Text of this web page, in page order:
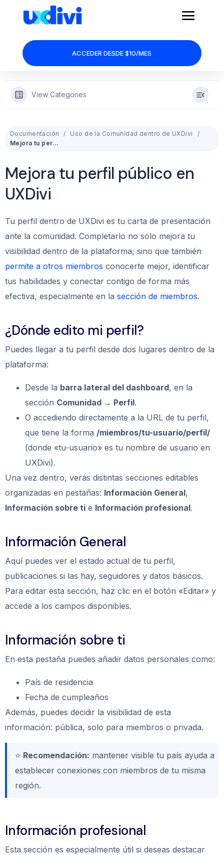
ACCEDER DESDE $10/MES
View Categories
Documentación
Uso de la Comunidad dentro de UXDivi
Mejora tu perfil público en UXDivi
Mejora tu perfil público en
UXDivi
Tu perfil dentro de UXDivi es tu carta de presentación
ante la comunidad. Completarlo no solo mejora tu
visibilidad dentro de la plataforma, sino que también
permite a otros miembros conocerte mejor, identificar
tus habilidades y conectar contigo de forma más
efectiva, especialmente en la sección de miembros.
¿Dónde edito mi perfil?
Puedes llegar a tu perfil desde dos lugares dentro de la
plataforma:
Desde la barra lateral del dashboard, en la
sección Comunidad → Perfil.
O accediendo directamente a la URL de tu perfil,
que tiene la forma /miembros/tu-usuario/perfil/
(donde «tu-usuario» es tu nombre de usuario en
UXDivi).
Una vez dentro, verás distintas secciones editables
organizadas en pestañas: Información General,
Información sobre ti e Información profesional.
Información General
Aquí puedes ver el estado actual de tu perfil,
publicaciones si las hay, seguidores y datos básicos.
Para editar esta sección, haz clic en el botón «Editar» y
accede a los campos disponibles.
Información sobre ti
En esta pestaña puedes añadir datos personales como:
País de residencia
Fecha de cumpleaños
Además, puedes decidir la visibilidad de esta
información: pública, solo para miembros o privada.
⭐ Recomendación: mantener visible tu país ayuda a
establecer conexiones con miembros de tu misma
región.
Información profesional
Esta sección es especialmente útil si deseas destacar